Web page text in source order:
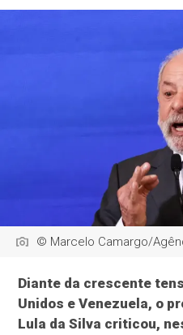
© Marcelo Camargo/
Diante da crescente
Unidos e Venezuela, o
Lula da Silva criticou,